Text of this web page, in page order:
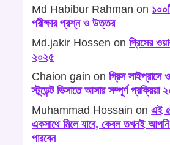
Md Habibur Rahman on
পরীক্ষার প্রশ্ন ও উত্তর
Md.jakir Hossen onগ্রিসের
২০২৫
Chaion gain onগ্রিস সাইপ্রাসে
স্টুডেন্ট ভিসাতে আসার সম্পূর্ণ প্রক্রিয়া
Muhammad Hossain onএই
একসাথে মিলে যাবে, কেবল তখনই আপনি
পারবেন